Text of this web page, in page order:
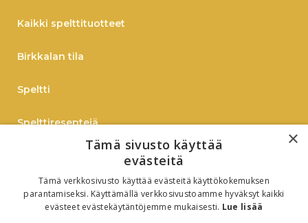
Kaikki spelttituotteet
Birkkalan tila
Speltti
Spelttireseptejä
Verkkokauppaan
×
Tämä sivusto käyttää
evästeitä
Tämä verkkosivusto käyttää evästeitä käyttökokemuksen
parantamiseksi. Käyttämällä verkkosivustoamme hyväksyt kaikki
evästeet evästekäytäntöjemme mukaisesti. Lue lisää